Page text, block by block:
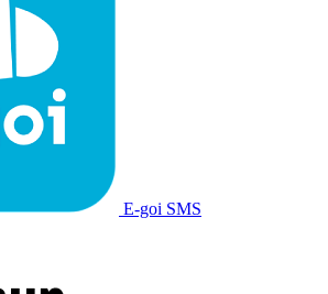
E-goi SMS